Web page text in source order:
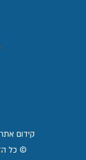
© כל
קידום